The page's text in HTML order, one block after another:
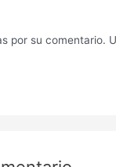
por su comentario.